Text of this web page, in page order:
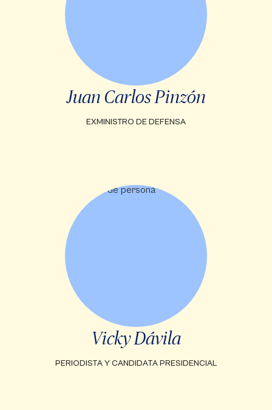
Juan Carlos Pinzón
EXMINISTRO DE DEFENSA
Vicky Dávila
PERIODISTA Y CANDIDATA PRESIDENCIAL